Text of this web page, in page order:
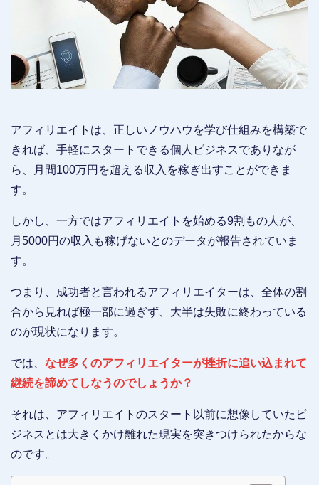
アフィリエイトは、正しいノウハウを学び仕組みを構築で
きれば、手軽にスタートできる個人ビジネスでありなが
ら、月間100万円を超える収入を稼ぎ出すことができま
す。
しかし、一方ではアフィリエイトを始める9割もの人が、
月5000円の収入も稼げないとのデータが報告されていま
す。
つまり、成功者と言われるアフィリエイターは、全体の割
合から見れば極一部に過ぎず、大半は失敗に終わっている
のが現状になります。
では、 なぜ多くのアフィリエイターが挫折に追い込まれて
継続を諦めてしなうのでしょうか？
それは、アフィリエイトのスタート以前に想像していたビ
ジネスとは大きくかけ離れた現実を突きつけられたからな
のです。